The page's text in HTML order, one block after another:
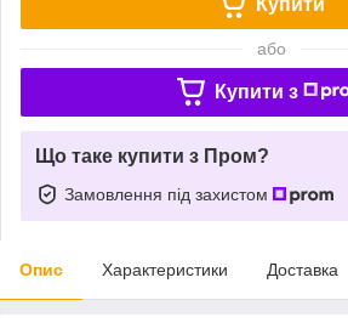
або
Купити з
Що таке купити з Пром?
Замовлення під захистом
Опис Характеристики Доставка